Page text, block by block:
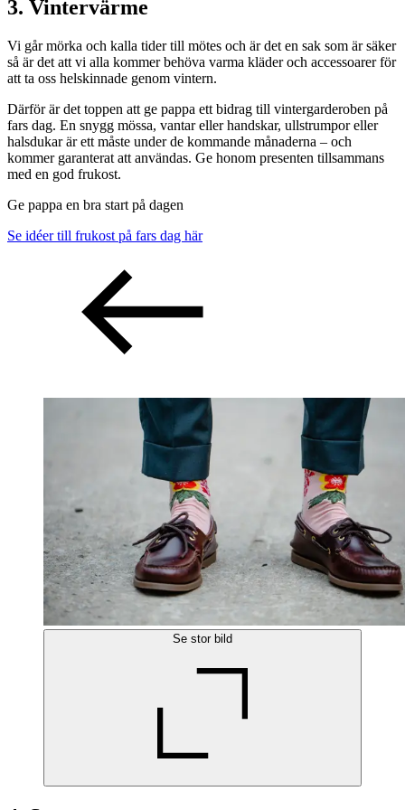
3. Vintervärme
Vi går mörka och kalla tider till mötes och är det en sak som är säker
så är det att vi alla kommer behöva varma kläder och accessoarer för
att ta oss helskinnade genom vintern.
Därför är det toppen att ge pappa ett bidrag till vintergarderoben på
fars dag. En snygg mössa, vantar eller handskar, ullstrumpor eller
halsdukar är ett måste under de kommande månaderna – och
kommer garanterat att användas. Ge honom presenten tillsammans
med en god frukost.
Ge pappa en bra start på dagen
Se idéer till frukost på fars dag här
Se stor bild